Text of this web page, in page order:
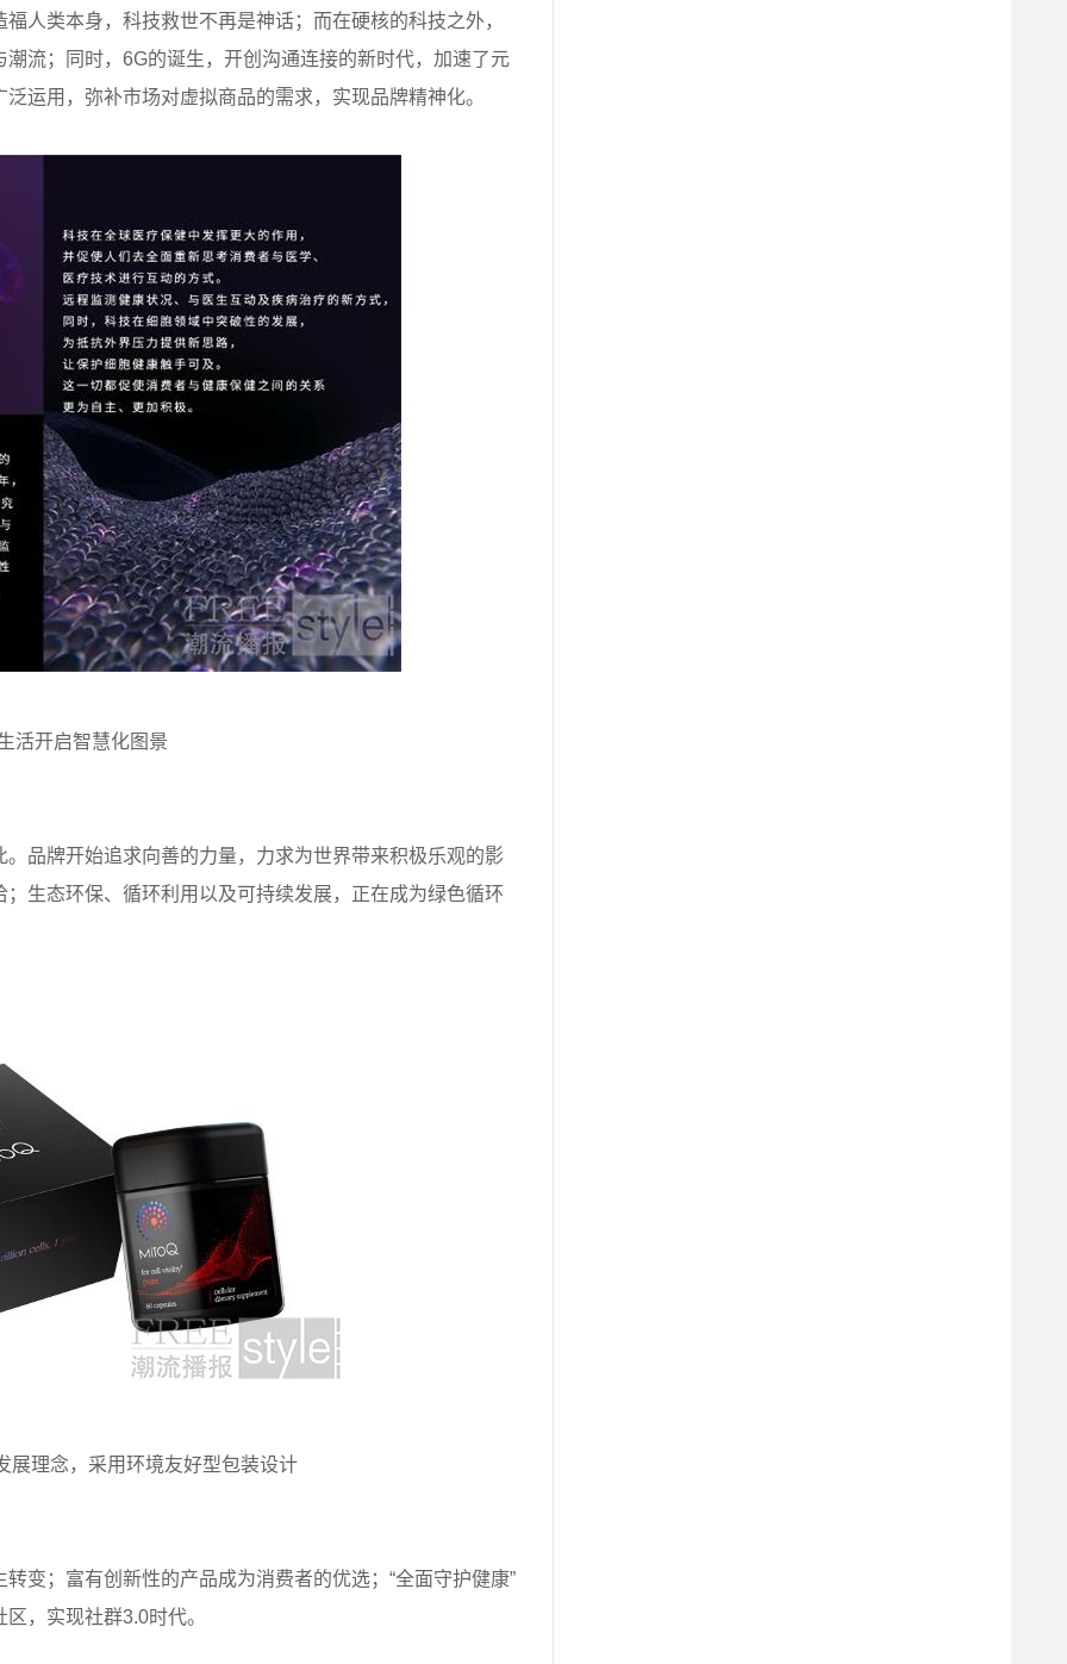
人类本身，科技救世不再是神话；而在硬核的科技之外，
流；同时，6G的诞生，开创沟通连接的新时代，加速了元
运用，弥补市场对虚拟商品的需求，实现品牌精神化。
活开启智慧化图景
品牌开始追求向善的力量，力求为世界带来积极乐观的影
生态环保、循环利用以及可持续发展，正在成为绿色循环
展理念，采用环境友好型包装设计
变；富有创新性的产品成为消费者的优选；“全面守护健康”
，实现社群3.0时代。